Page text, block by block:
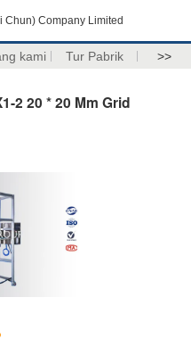
Chun) Company Limited
kami Tur Pabrik >>
2 20 * 20 Mm Grid